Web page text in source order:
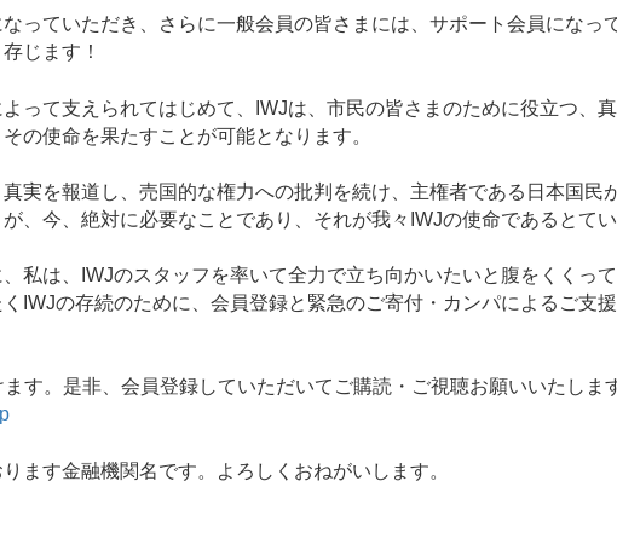
っていただき、さらに一般会員の皆さまには、サポート会員になっ
じます！
って支えられてはじめて、IWJは、市民の皆さまのために役立つ、
の使命を果たすことが可能となります。
実を報道し、売国的な権力への批判を続け、主権者である日本国民
、今、絶対に必要なことであり、それが我々IWJの使命であるとてい
私は、IWJのスタッフを率いて全力で立ち向かいたいと腹をくくっ
IWJの存続のために、会員登録と緊急のご寄付・カンパによるご支
す。是非、会員登録していただいてご購読・ご視聴お願いいたしま
ます金融機関名です。よろしくおねがいします。